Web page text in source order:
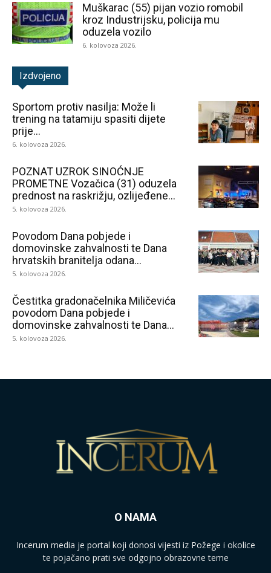
Muškarac (55) pijan vozio romobil
kroz Industrijsku, policija mu
oduzela vozilo
6. kolovoza 2026.
Izdvojeno
Sportom protiv nasilja: Može li
trening na tatamiju spasiti dijete
prije...
6. kolovoza 2026.
POZNAT UZROK SINOĆNJE
PROMETNE Vozačica (31) oduzela
prednost na raskrižju, ozlijeđene...
5. kolovoza 2026.
Povodom Dana pobjede i
domovinske zahvalnosti te Dana
hrvatskih branitelja odana...
5. kolovoza 2026.
Čestitka gradonačelnika Miličevića
povodom Dana pobjede i
domovinske zahvalnosti te Dana...
5. kolovoza 2026.
O NAMA
Incerum media je portal koji donosi vijesti iz Požege i okolice
te pojačano prati sve odgojno obrazovne teme